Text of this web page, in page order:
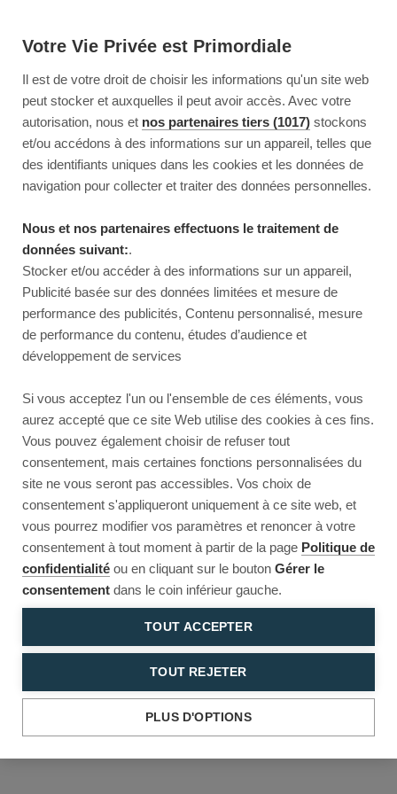
Votre Vie Privée est Primordiale
Il est de votre droit de choisir les informations qu'un site web
peut stocker et auxquelles il peut avoir accès. Avec votre
autorisation, nous et nos partenaires tiers (1017) stockons
et/ou accédons à des informations sur un appareil, telles que
des identifiants uniques dans les cookies et les données de
navigation pour collecter et traiter des données personnelles.
Nous et nos partenaires effectuons le traitement de
données suivant:.
Stocker et/ou accéder à des informations sur un appareil,
Publicité basée sur des données limitées et mesure de
performance des publicités, Contenu personnalisé, mesure
de performance du contenu, études d’audience et
développement de services
Si vous acceptez l'un ou l'ensemble de ces éléments, vous
aurez accepté que ce site Web utilise des cookies à ces fins.
Vous pouvez également choisir de refuser tout
consentement, mais certaines fonctions personnalisées du
site ne vous seront pas accessibles. Vos choix de
consentement s'appliqueront uniquement à ce site web, et
vous pourrez modifier vos paramètres et renoncer à votre
consentement à tout moment à partir de la page Politique de
confidentialité ou en cliquant sur le bouton Gérer le
consentement dans le coin inférieur gauche.
TOUT ACCEPTER
TOUT REJETER
PLUS D'OPTIONS
Reload to try again, or go back.
Reload Back